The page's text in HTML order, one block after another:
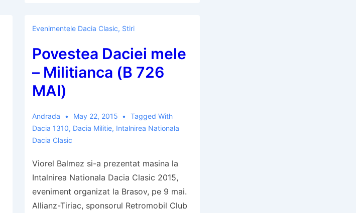
un
participa
Concursul
de
Sinaia
2015
Evenimentele Dacia Clasic, Stiri
Povestea Daciei mele
– Militianca (B 726
MAI)
Andrada May 22, 2015
Tagged With
Dacia 1310, Dacia Militie, Intalnirea Nationala
Dacia Clasic
Viorel Balmez si-a prezentat masina la
Intalnirea Nationala Dacia Clasic 2015,
eveniment organizat la Brasov, pe 9 mai.
Allianz-Tiriac, sponsorul Retromobil Club